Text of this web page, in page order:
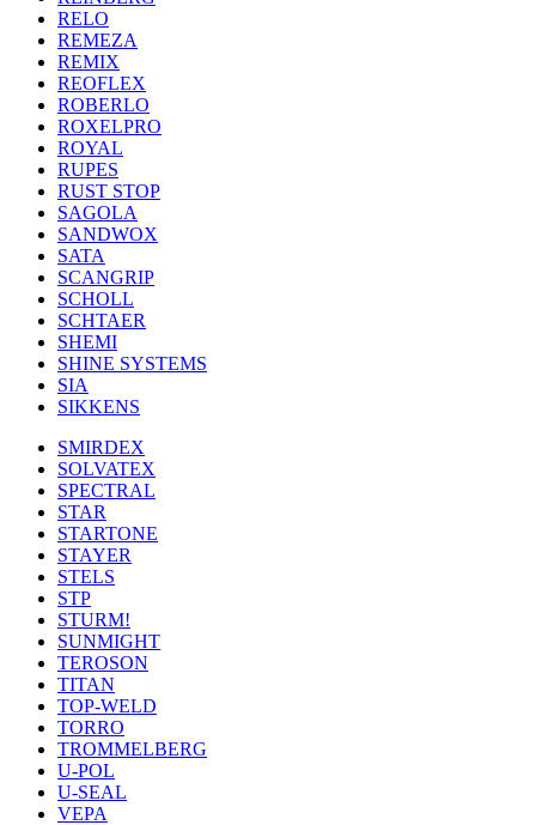
RELO
REMEZA
REMIX
REOFLEX
ROBERLO
ROXELPRO
ROYAL
RUPES
RUST STOP
SAGOLA
SANDWOX
SATA
SCANGRIP
SCHOLL
SCHTAER
SHEMI
SHINE SYSTEMS
SIA
SIKKENS
SMIRDEX
SOLVATEX
SPECTRAL
STAR
STARTONE
STAYER
STELS
STP
STURM!
SUNMIGHT
TEROSON
TITAN
TOP-WELD
TORRO
TROMMELBERG
U-POL
U-SEAL
VEPA